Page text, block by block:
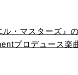
ル・マスターズ』
プロデュース楽